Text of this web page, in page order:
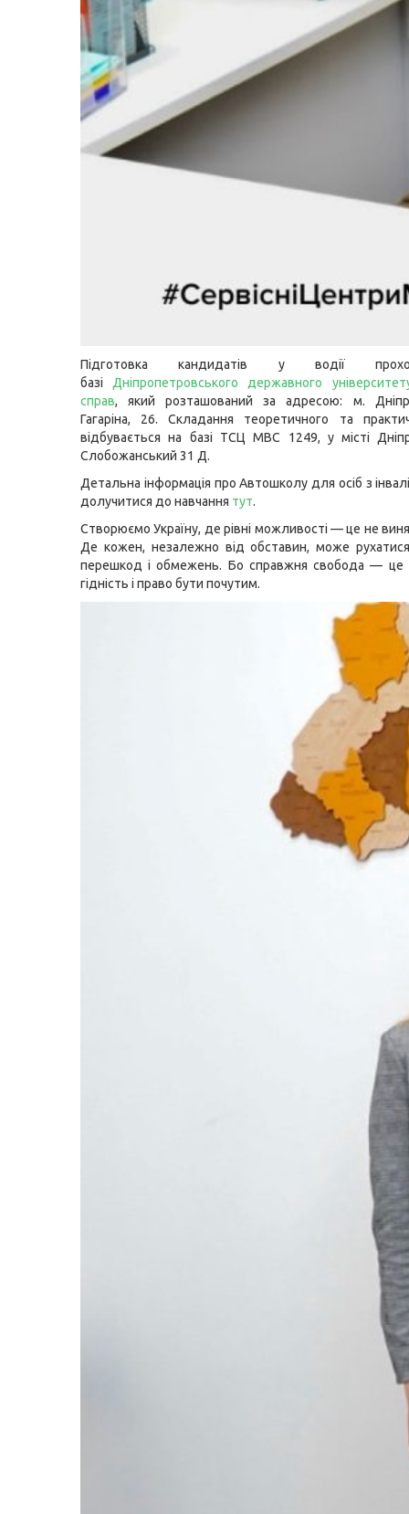
Підготовка кандидатів у водії
базі Дніпропетровського державного
справ, який розташований за адресою: м.
Гагаріна, 26. Складання теоретичного та
відбувається на базі ТСЦ МВС 1249, у місті
Слобожанський 31 Д.
Детальна інформація про Автошколу для осіб з
долучитися до навчання тут.
Створюємо Україну, де рівні можливості — це не
Де кожен, незалежно від обставин, може
перешкод і обмежень. Бо справжня свобода — це
гідність і право бути почутим.